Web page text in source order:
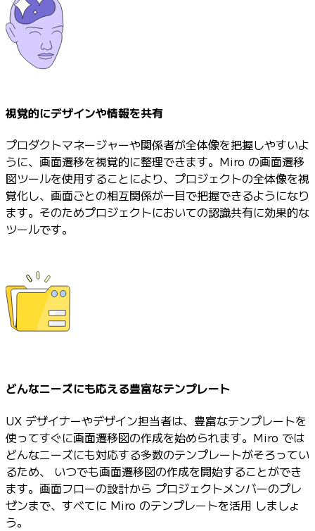
視覚的にデザインや情報を共有
プロダクトマネージャーや関係者が全体像を把握しやすいよ
うに、画面遷移を視覚的に整理できます。Miro の画面遷移
図ツールを使用することにより、プロジェクトの全体像を視
覚化し、画面ごとの相互関係が一目で把握できるようになり
ます。そのためプロジェクトにおいての認識共有に効果的な
ツールです。
どんなニーズにも応える豊富なテンプレート
UX デザイナーやデザイン担当者は、豊富なテンプレートを
使ってすぐに画面遷移図の作成を始められます。Miro では
どんなニーズにも対応する多数のテンプレートがそろってい
るため、 いつでも画面遷移図の作成を開始することができ
ます。画面フローの設計から プロジェクトメンバーのプレ
ゼンまで、すべてに Miro のテンプレートを活用 しましょ
う。